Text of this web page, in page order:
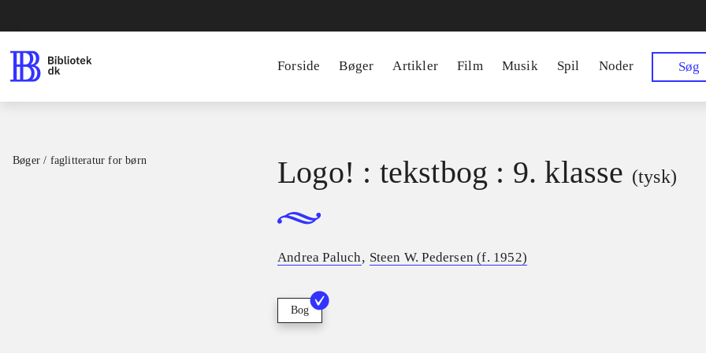
Forside Bøger Artikler Film Musik Spil Noder Søg
Bøger / faglitteratur for børn Logo! : tekstbog : 9. klasse (tysk)
Andrea Paluch, Steen W. Pedersen (f. 1952)
Bog